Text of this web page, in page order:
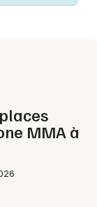
MMA à